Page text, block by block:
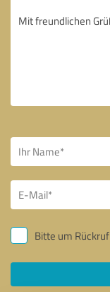
Bitte um Rückruf